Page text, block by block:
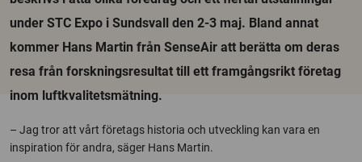
under STC Expo i Sundsvall den 2-3 maj. Bland annat
kommer Hans Martin från SenseAir att berätta om deras
resa från forskningsresultat till ett framgångsrikt företag
inom luftkvalitetsmätning.
– Jag tror att vårt företags historia och utveckling kan vara en
inspiration för andra, säger Hans Martin.